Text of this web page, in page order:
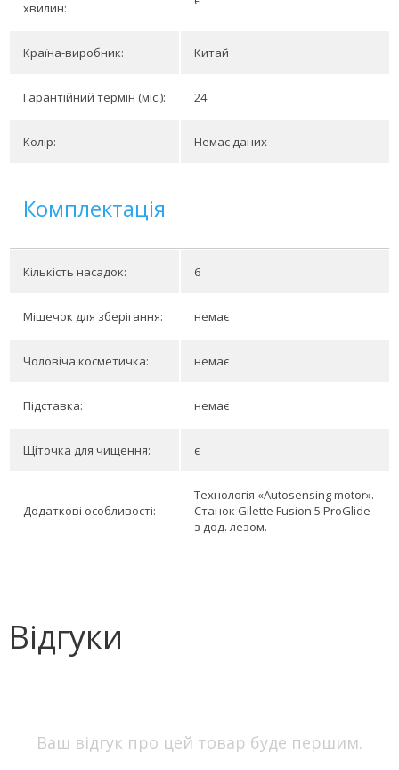
хвилин:
Країна-виробник: Китай
Гарантійний термін (міс.): 24
Колір: Немає даних
Комплектація
Кількість насадок: 6
Мішечок для зберігання: немає
Чоловіча косметичка: немає
Підставка: немає
Щіточка для чищення: є
Додаткові особливості:
Технологія «Autosensing motor».
Станок Gilette Fusion 5 ProGlіde
з дод. лезом.
Відгуки
Ваш відгук про цей товар буде першим.